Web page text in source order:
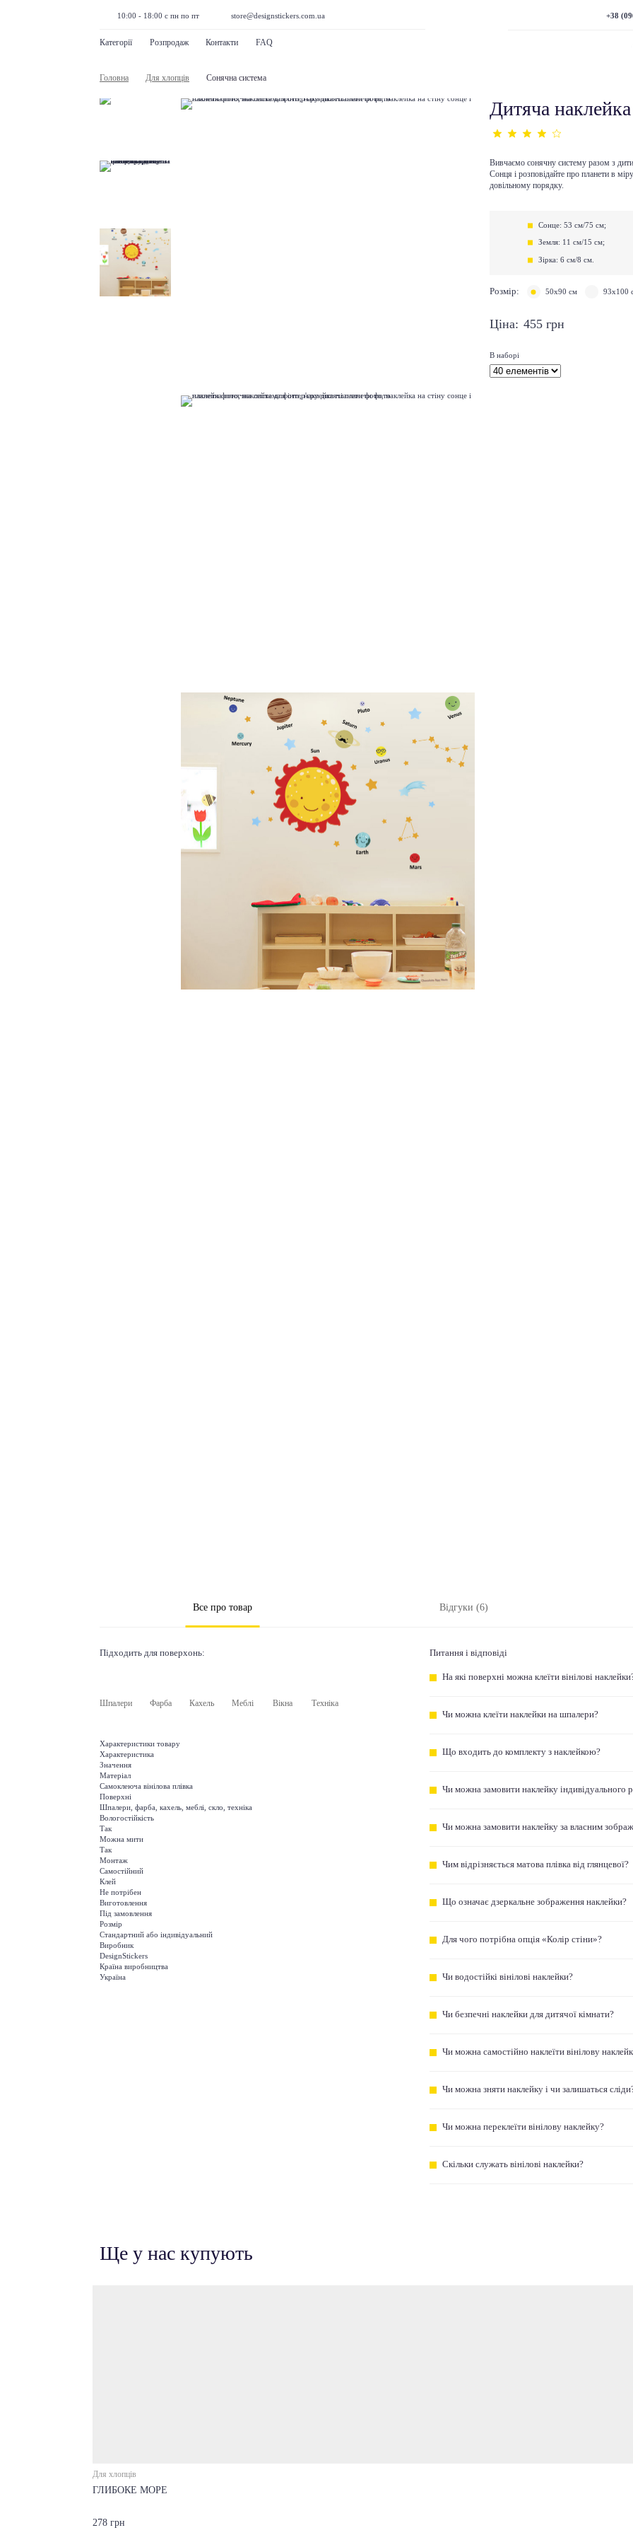
10:00 - 18:00 с пн по пт store@designstickers.com.ua
Категорії Розпродаж Контакти FAQ
+38
Головна Для хлопців Сонячна система
Дитяча
Вивчаємо сонячну систему разом з
Сонця і розповідайте про планети в
довільному порядку.
Сонце: 53 см/75 см;
Земля: 11 см/15 см;
Зірка: 6 см/8 см.
Розмір: 50х90 см 93х100
Ціна: 455 грн
В наборі
Все про товар Відгуки (6)
Підходить для поверхонь:
Шпалери Фарба Кахель Меблі Вікна Техніка
Характеристики товару
Характеристика
Значення
Матеріал
Самоклеюча вінілова плівка
Поверхні
Шпалери, фарба, кахель, меблі, скло, техніка
Вологостійкість
Так
Можна мити
Так
Монтаж
Самостійний
Клей
Не потрібен
Виготовлення
Під замовлення
Розмір
Стандартний або індивідуальний
Виробник
DesignStickers
Країна виробництва
Україна
Питання і відповіді
На які поверхні можна клеїти вінілові
Чи можна клеїти наклейки на шпалери?
Що входить до комплекту з наклейкою?
Чи можна замовити наклейку індивідуального
Чи можна замовити наклейку за власним
Чим відрізняється матова плівка від глянцевої?
Що означає дзеркальне зображення наклейки?
Для чого потрібна опція «Колір стіни»?
Чи водостійкі вінілові наклейки?
Чи безпечні наклейки для дитячої кімнати?
Чи можна самостійно наклеїти вінілову
Чи можна зняти наклейку і чи залишаться
Чи можна переклеїти вінілову наклейку?
Скільки служать вінілові наклейки?
Ще у нас купують
Для хлопців
ГЛИБОКЕ МОРЕ
278 грн